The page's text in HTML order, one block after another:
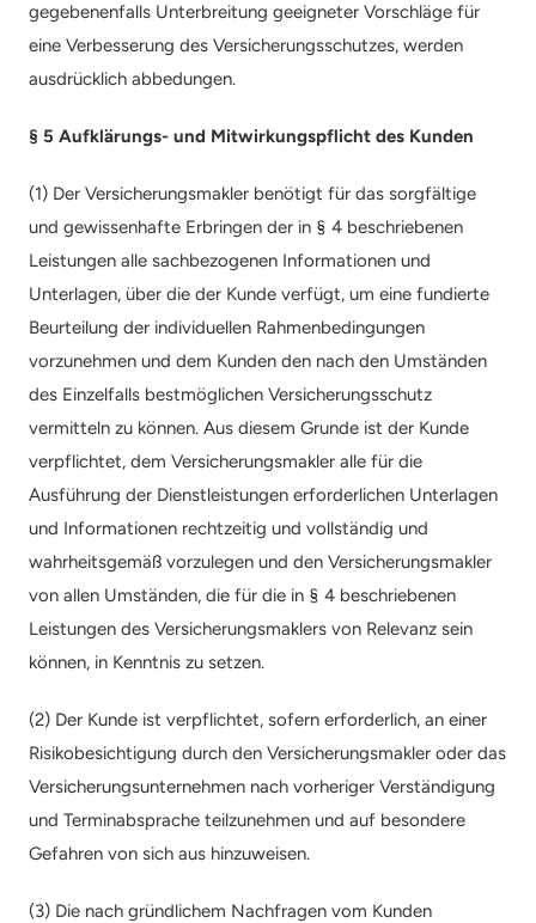
gegebenenfalls Unterbreitung geeigneter Vorschläge für
eine Verbesserung des Versicherungsschutzes, werden
ausdrücklich abbedungen.
§ 5 Aufklärungs- und Mitwirkungspflicht des Kunden
(1) Der Versicherungsmakler benötigt für das sorgfältige
und gewissenhafte Erbringen der in § 4 beschriebenen
Leistungen alle sachbezogenen Informationen und
Unterlagen, über die der Kunde verfügt, um eine fundierte
Beurteilung der individuellen Rahmenbedingungen
vorzunehmen und dem Kunden den nach den Umständen
des Einzelfalls bestmöglichen Versicherungsschutz
vermitteln zu können. Aus diesem Grunde ist der Kunde
verpflichtet, dem Versicherungsmakler alle für die
Ausführung der Dienstleistungen erforderlichen Unterlagen
und Informationen rechtzeitig und vollständig und
wahrheitsgemäß vorzulegen und den Versicherungsmakler
von allen Umständen, die für die in § 4 beschriebenen
Leistungen des Versicherungsmaklers von Relevanz sein
können, in Kenntnis zu setzen.
(2) Der Kunde ist verpflichtet, sofern erforderlich, an einer
Risikobesichtigung durch den Versicherungsmakler oder das
Versicherungsunternehmen nach vorheriger Verständigung
und Terminabsprache teilzunehmen und auf besondere
Gefahren von sich aus hinzuweisen.
(3) Die nach gründlichem Nachfragen vom Kunden